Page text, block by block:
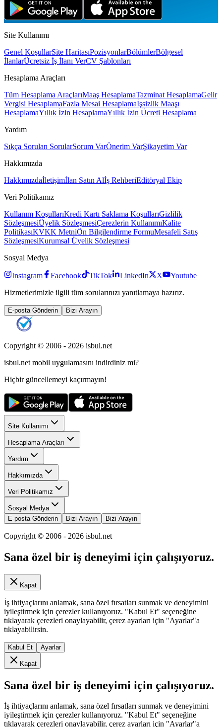
Site Kullanımı
Genel KoşullarSite HaritasıPozisyonlarBölümlerBölgesel
İlanlarÜcretsiz İş İlanı VerCV Şablonları
Hesaplama Araçları
Tüm Hesaplama AraçlarıMaaş HesaplamaTazminat HesaplamaGelir
Vergisi HesaplamaFazla Mesai Hesaplamaİşsizlik Maaşı
HesaplamaYıllık İzin HesaplamaYıllık İzin Ücreti Hesaplama
Yardım
Sıkça Sorulan SorularSorum VarÖnerim VarŞikayetim Var
Hakkımızda
Hakkımızdaİletişimİlan Satın Alİş RehberiEditöryal Ekip
Veri Politikamız
Kullanım KoşullarıKredi Kartı Saklama KoşullarıGizlilik
SözleşmesiÜyelik SözleşmesiÇerezlerin KullanımıKalite
PolitikasıKVKK MetniÖn Bilgilendirme FormuMesafeli Satış
SözleşmesiKurumsal Üyelik Sözleşmesi
Sosyal Medya
Instagram Facebook TikTok LinkedIn X
Youtube
Hizmetlerimizle ilgili tüm sorularınızı yanıtlamaya hazırız.
E-posta Gönderin Bizi Arayın
Copyright © 2006 - 2026 isbul.net
isbul.net mobil uygulamasını indirdiniz mi?
Hiçbir güncellemeyi kaçırmayın!
Site Kullanımı
Hesaplama Araçları
Yardım
Hakkımızda
Veri Politikamız
Sosyal Medya
E-posta Gönderin
Bizi Arayın Bizi Arayın
Copyright © 2006 - 2026 isbul.net
Sana özel bir iş deneyimi için çalışıyoruz.
Kapat
İş ihtiyaçlarını anlamak, sana özel fırsatları sunmak ve deneyimini
iyileştirmek için çerezler kullanıyoruz. "Kabul Et" seçeneğine
tıklayarak çerezleri onaylayabilir, çerez ayarları için "Ayarlar"a
tıklayabilirsin.
Kabul Et Ayarlar
Kapat
Sana özel bir iş deneyimi için çalışıyoruz.
İş ihtiyaçlarını anlamak, sana özel fırsatları sunmak ve deneyimini
iyileştirmek için çerezler kullanıyoruz. "Kabul Et" seçeneğine
tıklayarak çerezleri onaylayabilir, çerez ayarları için "Ayarlar"a